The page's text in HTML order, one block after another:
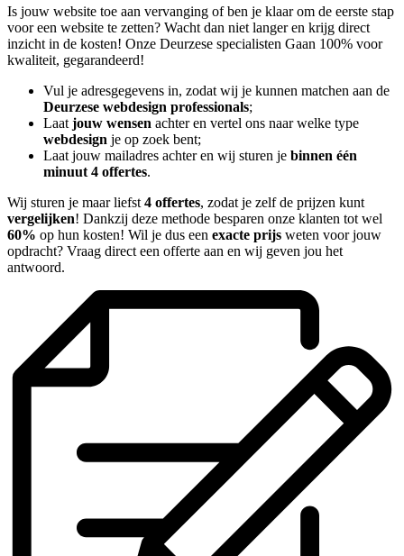
Is jouw website toe aan vervanging of ben je klaar om de eerste stap
voor een website te zetten? Wacht dan niet langer en krijg direct
inzicht in de kosten! Onze Deurzese specialisten Gaan 100% voor
kwaliteit, gegarandeerd!
Vul je adresgegevens in, zodat wij je kunnen matchen aan de
Deurzese webdesign professionals;
Laat jouw wensen achter en vertel ons naar welke type
webdesign je op zoek bent;
Laat jouw mailadres achter en wij sturen je binnen één
minuut 4 offertes.
Wij sturen je maar liefst 4 offertes, zodat je zelf de prijzen kunt
vergelijken! Dankzij deze methode besparen onze klanten tot wel
60% op hun kosten! Wil je dus een exacte prijs weten voor jouw
opdracht? Vraag direct een offerte aan en wij geven jou het
antwoord.